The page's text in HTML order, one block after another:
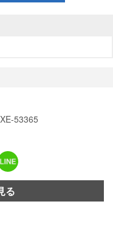
53365
る